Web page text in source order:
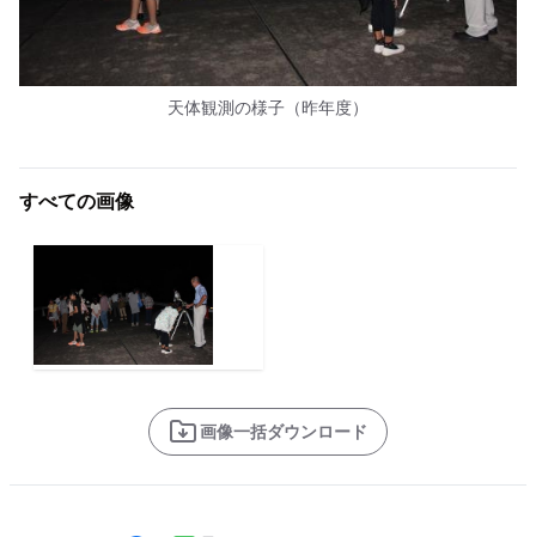
天体観測の様子（昨年度）
すべての画像
画像一括ダウンロード